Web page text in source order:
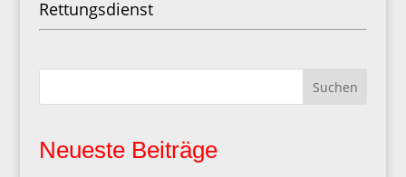
Rettungsdienst
Suchen
Neueste Beiträge